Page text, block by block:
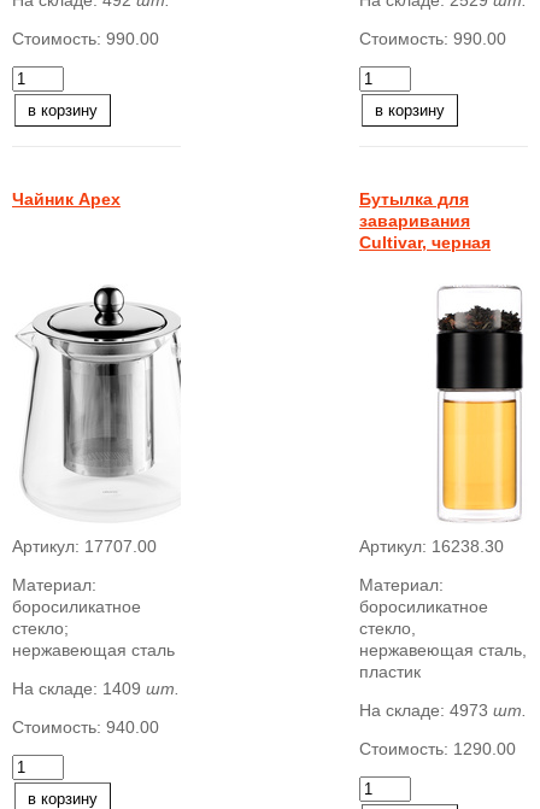
Стоимость: 990.00
в корзину
Стоимость: 990.00
в корзину
Чайник Apex
Артикул: 17707.00
Материал:
боросиликатное
стекло;
нержавеющая сталь
На складе: 1409 шт.
Стоимость: 940.00
в корзину
Бутылка для
заваривания
Cultivar, черная
Артикул: 16238.30
Материал:
боросиликатное
стекло,
нержавеющая сталь,
пластик
На складе: 4973 шт.
Стоимость: 1290.00